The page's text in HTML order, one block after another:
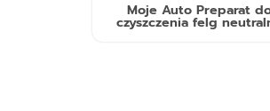
Moje Auto Preparat
czyszczenia felg